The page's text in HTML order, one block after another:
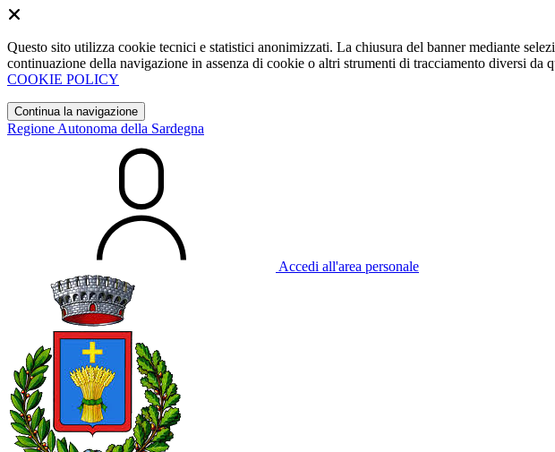
Questo sito utilizza cookie tecnici e statistici anonimizzati. La chiusura del banner mediante
continuazione della navigazione in assenza di cookie o altri strumenti di tracciamento diversi da
COOKIE POLICY
Continua la navigazione
Regione Autonoma della Sardegna
Accedi all'area personale